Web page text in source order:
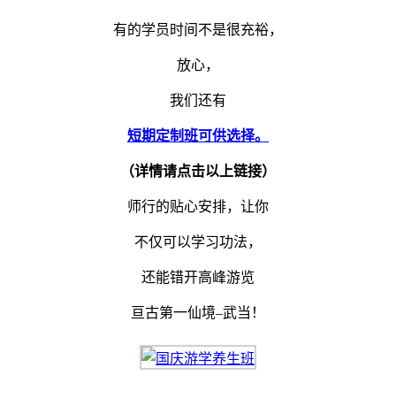
有的学员时间不是很充裕，
放心，
我们还有
短期定制班可供选择。
（详情请点击以上链接）
师行的贴心安排，让你
不仅可以学习功法，
还能错开高峰游览
亘古第一仙境–武当！